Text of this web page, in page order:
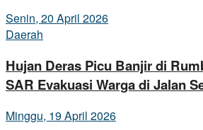
Senin, 20 April 2026
Daerah
Hujan Deras Picu Banjir di
SAR Evakuasi Warga di Jalan
Minggu, 19 April 2026